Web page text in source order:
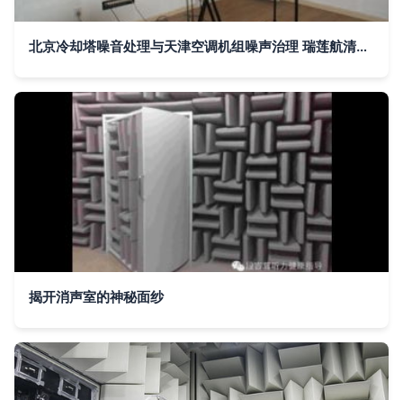
北京冷却塔噪音处理与天津空调机组噪声治理 瑞莲航清的客户视角指南
揭开消声室的神秘面纱